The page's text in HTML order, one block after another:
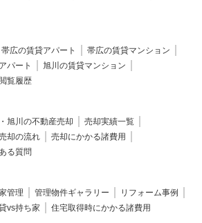
帯広の賃貸アパート
帯広の賃貸マンション
パート
旭川の賃貸マンション
覧履歴
旭川の不動産売却
売却実績一覧
却の流れ
売却にかかる諸費用
る質問
管理 管理物件ギャラリー
リフォーム事例
vs持ち家 住宅取得時にかかる諸費用